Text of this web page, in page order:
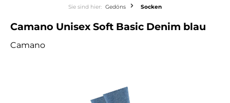
Sie sind hier: Gedöns Socken
Camano Unisex Soft Basic Denim blau
Camano